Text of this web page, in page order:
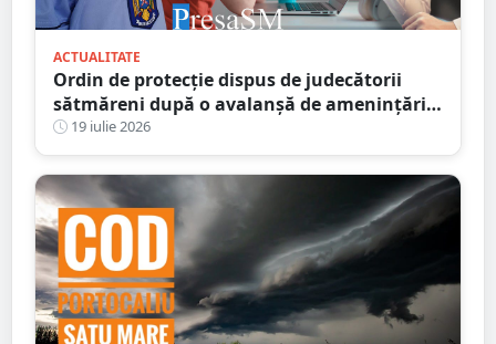
ACTUALITATE
Ordin de protecție dispus de judecătorii
sătmăreni după o avalanșă de amenințări
online. Răzbunarea unui fiu pe amanta
tatălui infidel
19 iulie 2026